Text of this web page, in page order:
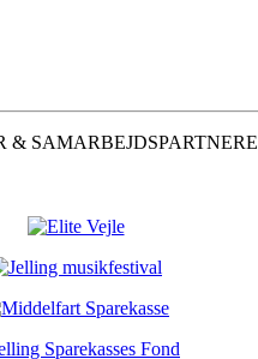
& SAMARBEJDSPARTNERE